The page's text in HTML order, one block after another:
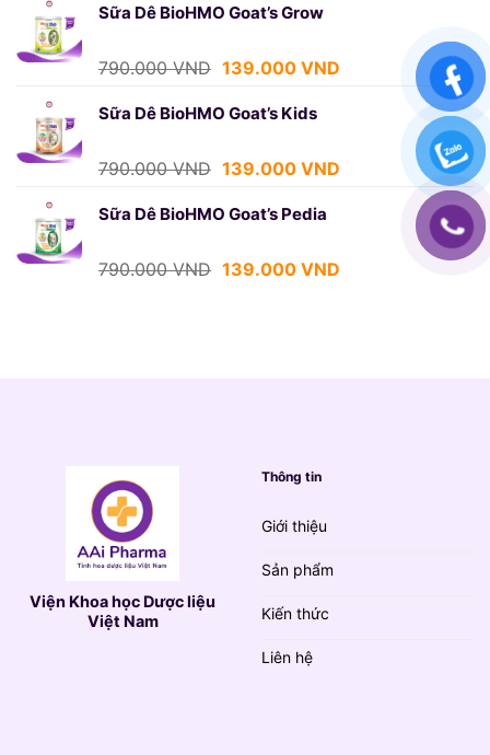
là:
429.000 VND.
Sữa Dê BioHMO Goat’s Grow
790.000VND Giá
là:
139.000 VNDGiá
139.000 VND.
Sữa Dê BioHMO Goat’s Kids
790.000VND Giá
là:
139.000 VNDGiá
139.000 VND.
Sữa Dê BioHMO Goat’s Pedia
790.000VND Giá
139.000 VNDGiá
Viện Khoa học Dược liệu
Việt Nam
Thông tin
Giới thiệu
Sản phẩm
Kiến thức
Liên hệ